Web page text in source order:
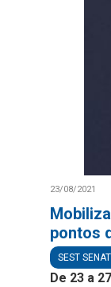
23/08/2021
pontos
SEST SENAT
De 23 a